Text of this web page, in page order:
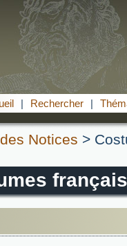
| Rechercher |
Notices >